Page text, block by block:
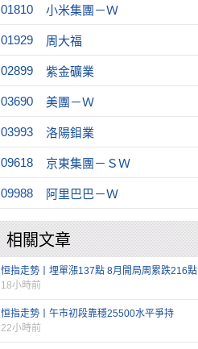
01810 小米集團－Ｗ
01929 周大福
02899 紫金礦業
03690 美團－Ｗ
03993 洛陽鉬業
09618 京東集團－ＳＷ
09988 阿里巴巴－Ｗ
相關文章
恒指走勢丨埋單漲137點 8月開局周累跌216點
18小時前
恒指走勢丨午市初段靠穩25500水平爭持
22小時前